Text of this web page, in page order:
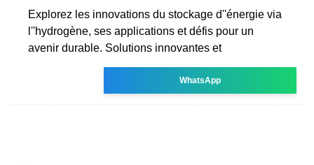
Explorez les innovations du stockage d''énergie via
l''hydrogène, ses applications et défis pour un
avenir durable. Solutions innovantes et
WhatsApp